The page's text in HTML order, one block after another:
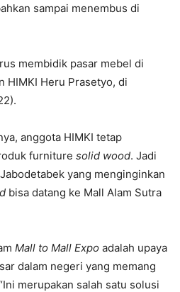
sampai menembus di
membidik pasar mebel di
HIMKI Heru Prasetyo, di
anggota HIMKI tetap
furniture solid wood. Jadi
yang menginginkan
bisa datang ke Mall Alam Sutra
Mall to Mall Expo adalah upaya
dalam negeri yang memang
merupakan salah satu solusi